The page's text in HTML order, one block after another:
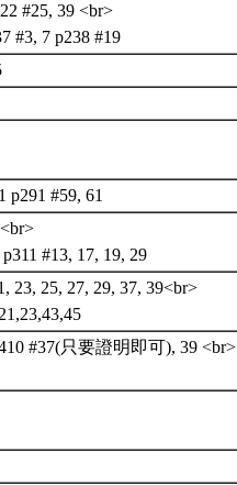
#25, 39 <br>
#3, 7 p238 #19
p291 #59, 61
#13, 17, 19, 29
23, 25, 27, 29, 37, 39<br>
#37(只要證明即可), 39 <br>